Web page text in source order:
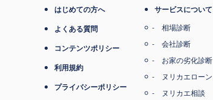
はじめての方へ
よくある質問
コンテンツポリシー
利用規約
プライバシーポリシー
サービスについて
相場診断
会社診断
お家の劣化診断
ヌリカエローン
ヌリカエ相談